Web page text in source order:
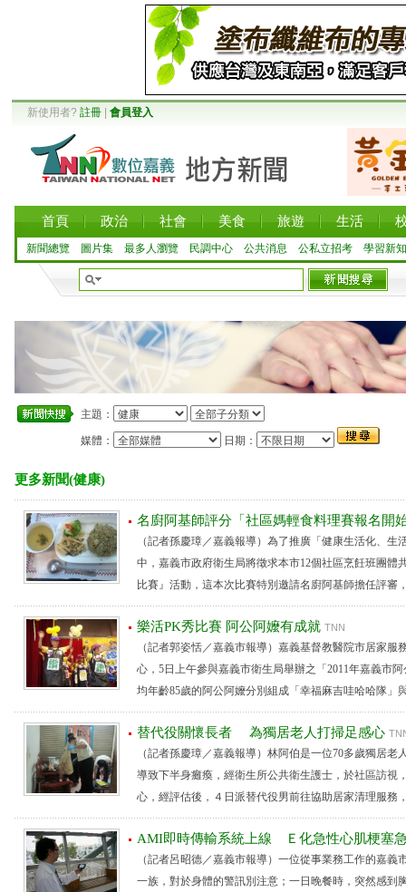
新使用者? 註冊 會員登入
首頁 政治 社會 美食 旅遊 生活
新聞總覽 圖片集 最多人瀏覽 民調中心 公共消息 公私立招考 學習新知
主題：
媒體： 日期：
更多新聞(健康)
名廚阿基師評分「社區媽輕食料理賽報名開
（記者孫慶璋／嘉義報導）為了推廣「健康生活化、生
中，嘉義市政府衛生局將徵求本市12個社區烹飪班團體
比賽』活動，這本次比賽特別邀請名廚阿基師擔任評審
樂活PK秀比賽 阿公阿嬤有成就 TNN
（記者郭姿恬／嘉義市報導）嘉義基督教醫院市居家服
心，5日上午參與嘉義市衛生局舉辦之「2011年嘉義市
均年齡85歲的阿公阿嬤分別組成「幸福麻吉哇哈哈隊」
替代役關懷長者 為獨居老人打掃足感心
（記者孫慶璋／嘉義報導）林阿伯是一位70多歲獨居老
導致下半身癱瘓，經衛生所公共衛生護士，於社區訪視
心，經評估後，４日派替代役男前往協助居家清理服務
AMI即時傳輸系統上線 Ｅ化急性心肌梗塞
（記者呂昭德／嘉義市報導）一位從事業務工作的嘉義
一族，對於身體的警訊別注意；一日晚餐時，突然感到